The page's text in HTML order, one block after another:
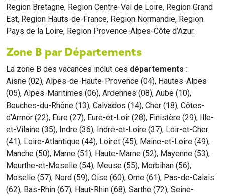
Region Bretagne, Region Centre-Val de Loire, Region Grand
Est, Region Hauts-de-France, Region Normandie, Region
Pays de la Loire, Region Provence-Alpes-Côte d’Azur.
Zone B par Départements
La zone B des vacances inclut ces départements :
Aisne (02), Alpes-de-Haute-Provence (04), Hautes-Alpes
(05), Alpes-Maritimes (06), Ardennes (08), Aube (10),
Bouches-du-Rhône (13), Calvados (14), Cher (18), Côtes-
d’Armor (22), Eure (27), Eure-et-Loir (28), Finistère (29), Ille-
et-Vilaine (35), Indre (36), Indre-et-Loire (37), Loir-et-Cher
(41), Loire-Atlantique (44), Loiret (45), Maine-et-Loire (49),
Manche (50), Marne (51), Haute-Marne (52), Mayenne (53),
Meurthe-et-Moselle (54), Meuse (55), Morbihan (56),
Moselle (57), Nord (59), Oise (60), Orne (61), Pas-de-Calais
(62), Bas-Rhin (67), Haut-Rhin (68), Sarthe (72), Seine-